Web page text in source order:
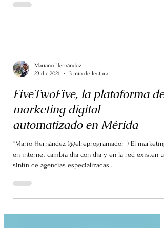
Mariano Hernández
23 dic 2021
3 min de lectura
FiveTwoFive, la plataforma de
marketing digital
automatizado en Mérida
*Mario Hernández (@elreprogramador_) El marketing
en internet cambia día con día y en la red existen un
sinfín de agencias especializadas...